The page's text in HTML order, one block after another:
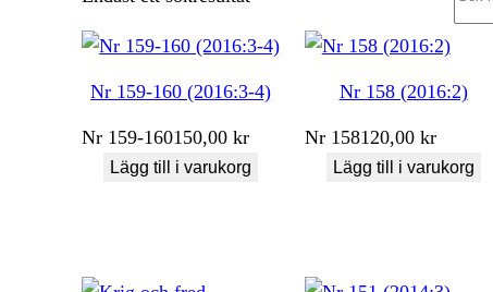
Nr 159-160 (2016:3-4)
Nr 159-160150,00kr
Lägg till i varukorg
Nr 158 (2016:2)
Nr 158120,00 kr
Lägg till i varukorg